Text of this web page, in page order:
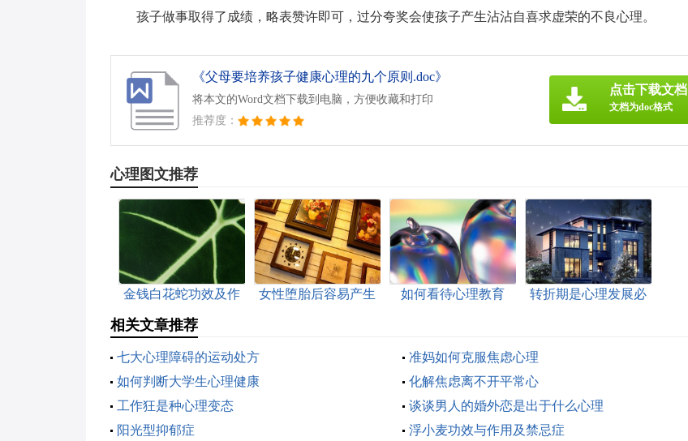
孩子做事取得了成绩，略表赞许即可，过分夸奖会使孩子产生沾沾自喜求虚荣的不良心理。
《父母要培养孩子健康心理的九个原则.doc》
将本文的Word文档下载到电脑，方便收藏和打印
推荐度：
点击下载文档
文档为doc格式
心理图文推荐
金钱白花蛇功效及作
女性堕胎后容易产生
如何看待心理教育
转折期是心理发展必
相关文章推荐
七大心理障碍的运动处方
准妈如何克服焦虑心理
如何判断大学生心理健康
化解焦虑离不开平常心
工作狂是种心理变态
谈谈男人的婚外恋是出于什么心理
阳光型抑郁症
浮小麦功效与作用及禁忌症